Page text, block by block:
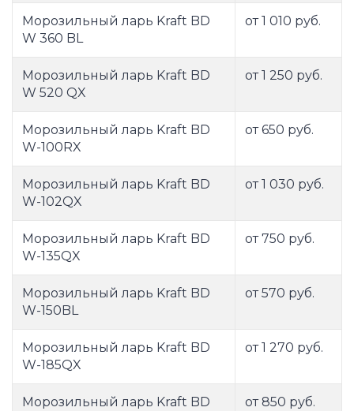
Морозильный ларь Kraft BD
W 360 BL
от 1 010 руб.
Морозильный ларь Kraft BD
W 520 QX
от 1 250 руб.
Морозильный ларь Kraft BD
W-100RX
от 650 руб.
Морозильный ларь Kraft BD
W-102QX
от 1 030 руб.
Морозильный ларь Kraft BD
W-135QX
от 750 руб.
Морозильный ларь Kraft BD
W-150BL
от 570 руб.
Морозильный ларь Kraft BD
W-185QX
от 1 270 руб.
Морозильный ларь Kraft BD
от 850 руб.